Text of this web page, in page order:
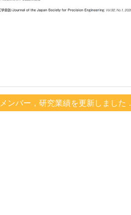
メンバー，研究業績を更新しました．